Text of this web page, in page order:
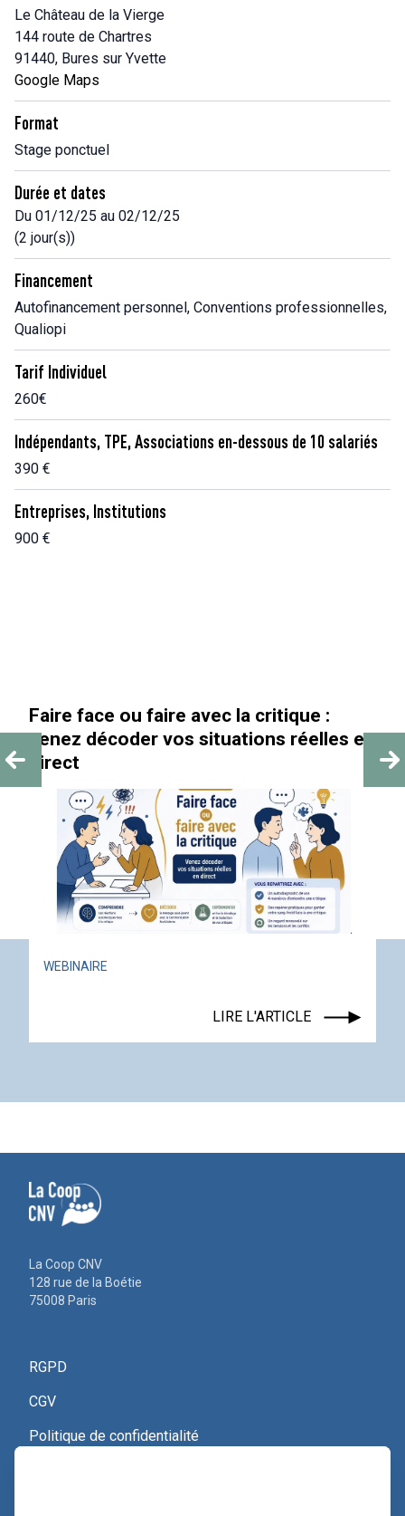
Le Château de la Vierge
144 route de Chartres
91440, Bures sur Yvette
Google Maps
Format
Stage ponctuel
Durée et dates
Du 01/12/25 au 02/12/25
(2 jour(s))
Financement
Autofinancement personnel, Conventions professionnelles,
Qualiopi
Tarif Individuel
260€
Indépendants, TPE, Associations en-dessous de 10 salariés
390 €
Entreprises, Institutions
900 €
Faire face ou faire avec la critique :
venez décoder vos situations réelles en
direct
WEBINAIRE
LIRE L'ARTICLE
La Coop CNV
128 rue de la Boétie
75008 Paris
RGPD
CGV
Politique de confidentialité